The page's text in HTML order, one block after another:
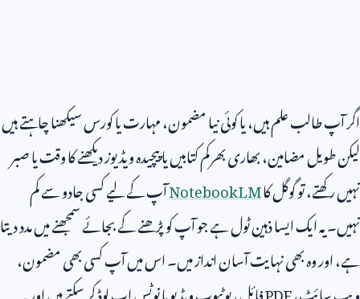
اگر آپ طالب علم ہیں، یا کوئی نیا مضمون، مہارت یا کورس سیکھنا چاہتے ہیں
لیکن طویل مضامین، بھاری بھرکم کتابیں یا پیچیدہ ویڈیوز دیکھنے کا وقت یا صبر
نہیں رکھتے، تو گوگل کاNotebook LMآپ کے لیے کسی جادو سے کم
نہیں۔ یہ ایک ایسا ذہین ٹول ہے جو آپ کو پڑھنے کے بجائے سمجھنے میں مدد دیتا
ہے، اور وہ بھی نہایت آسان انداز میں۔ اس میں آپ کسی بھی مضمون،